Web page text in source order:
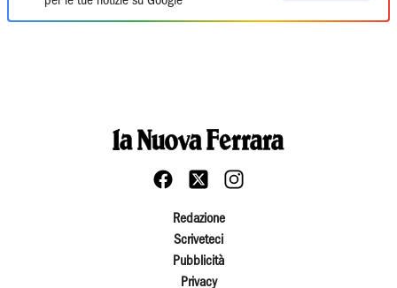
Redazione
Scriveteci
Pubblicità
Privacy